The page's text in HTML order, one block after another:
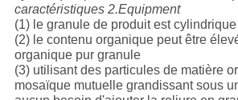
caractéristiques 2.Equipment
(1) le granule de produit est cylindrique
(2) le contenu organique peut être
organique pur granule
(3) utilisant des particules de matière
mosaïque mutuelle grandissant sous